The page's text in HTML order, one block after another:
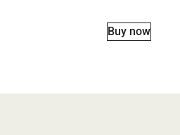
Buy now